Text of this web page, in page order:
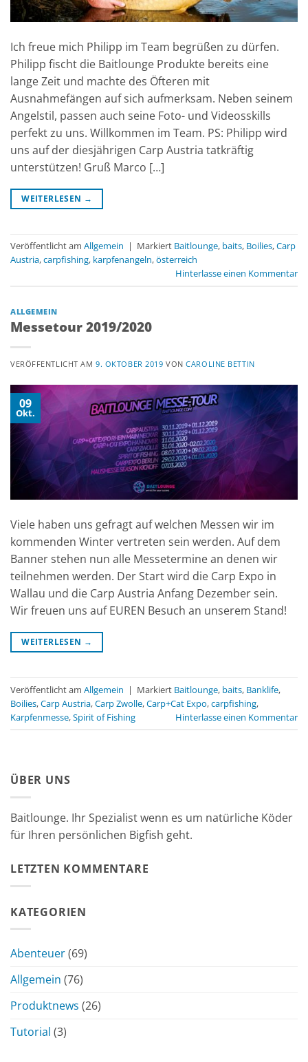
Ich freue mich Philipp im Team begrüßen zu dürfen.
Philipp fischt die Baitlounge Produkte bereits eine
lange Zeit und machte des Öfteren mit
Ausnahmefängen auf sich aufmerksam. Neben seinem
Angelstil, passen auch seine Foto- und Videosskills
perfekt zu uns. Willkommen im Team. PS: Philipp wird
uns auf der diesjährigen Carp Austria tatkräftig
unterstützen! Gruß Marco […]
WEITERLESEN →
Veröffentlicht am Allgemein | Markiert Baitlounge, baits, Boilies,Carp
Austria,carpfishing, karpfenangeln,österreich
Hinterlasse einen Kommentar
ALLGEMEIN
Messetour 2019/2020
VERÖFFENTLICHT AM9. OKTOBER 2019 VONCAROLINE BETTIN
09
Okt.
Viele haben uns gefragt auf welchen Messen wir im
kommenden Winter vertreten sein werden. Auf dem
Banner stehen nun alle Messetermine an denen wir
teilnehmen werden. Der Start wird die Carp Expo in
Wallau und die Carp Austria Anfang Dezember sein.
Wir freuen uns auf EUREN Besuch an unserem Stand!
WEITERLESEN →
Veröffentlicht am Allgemein | Markiert Baitlounge, baits, Banklife,
Boilies,Carp Austria,Carp Zwolle,Carp+Cat Expo,carpfishing,
Karpfenmesse,Spirit of Fishing Hinterlasse einen Kommentar
ÜBER UNS
Baitlounge. Ihr Spezialist wenn es um natürliche Köder
für Ihren persönlichen Bigfish geht.
LETZTEN KOMMENTARE
KATEGORIEN
Abenteuer(69)
Allgemein (76)
Produktnews (26)
Tutorial (3)